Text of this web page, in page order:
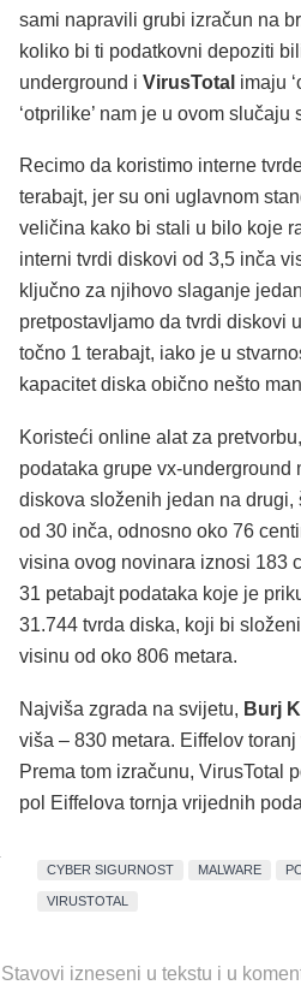
sami napravili grubi izračun na
koliko bi ti podatkovni depoziti
underground i VirusTotal imaju
‘otprilike’ nam je u ovom slučaju
Recimo da koristimo interne
terabajt, jer su oni uglavnom
veličina kako bi stali u bilo koje
interni tvrdi diskovi od 3,5 inča
ključno za njihovo slaganje
pretpostavljamo da tvrdi diskovi
točno 1 terabajt, iako je u
kapacitet diska obično nešto
Koristeći online alat za
podataka grupe vx-underground
diskova složenih jedan na drugi,
od 30 inča, odnosno oko 76
visina ovog novinara iznosi 183
31 petabajt podataka koje je
31.744 tvrda diska, koji bi
visinu od oko 806 metara.
Najviša zgrada na svijetu, Burj
viša – 830 metara. Eiffelov
Prema tom izračunu, VirusTotal
pol Eiffelova tornja vrijednih
CYBER SIGURNOST MALWARE
VIRUSTOTAL
Stavovi izneseni u tekstu i u